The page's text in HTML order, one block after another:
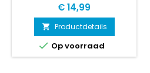
Prijs
€ 14,99
 Productdetails
 Op voorraad